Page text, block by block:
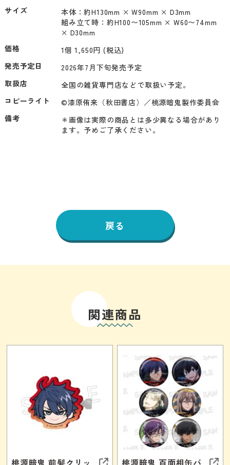
サイズ
本体：約H130mm × W90mm × D3mm
組み立て時：約H100〜105mm × W60〜74mm
× D30mm
価格
1個 1,650円 (税込)
発売予定日
2026年7月下旬発売予定
取扱店
全国の雑貨専門店などで取扱い予定。
コピーライト
©漆原侑来（秋田書店）／桃源暗鬼製作委員会
備考
＊画像は実際の商品とは多少異なる場合があり
ます。予めご了承ください。
戻る
関連商品
桃源暗鬼 前髪クリッ 桃源暗鬼 百面相缶バ